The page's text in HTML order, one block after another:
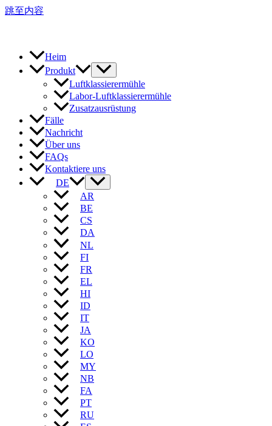
跳至内容
Heim
Produkt
Luftklassierermühle
Labor-Luftklassierermühle
Zusatzausrüstung
Fälle
Nachricht
Über uns
FAQs
Kontaktiere uns
DE
AR
BE
CS
DA
NL
FI
FR
EL
HI
ID
IT
JA
KO
LO
MY
NB
FA
PT
RU